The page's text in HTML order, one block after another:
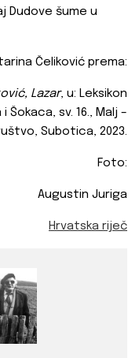
Dudove šume u
Čeliković prema:
Lazar, u: Leksikon
sv. 16., Malj –
Subotica, 2023.
Foto:
Augustin Juriga
Hrvatska riječ